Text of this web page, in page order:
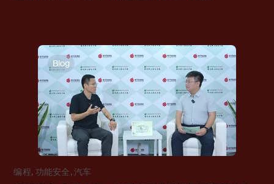
Blog
编程, 功能安全,汽车